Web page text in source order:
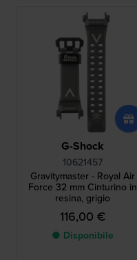
G-Shock
10621457
Gravitymaster - Royal Air
Force 32 mm Cinturino in
resina, grigio
116,00 €
● Disponibile